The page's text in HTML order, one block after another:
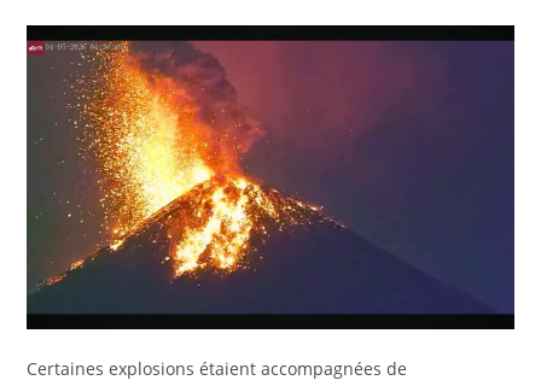
Certaines explosions étaient accompagnées de